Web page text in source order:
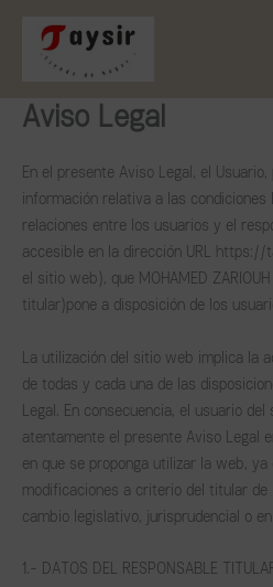
contenido
Aviso Legal
En el presente Aviso Legal, el
información relativa a las condiciones
relaciones entre los usuarios y el
accesible en la dirección URL https://
el sitio web), que MOHAMED
titular)pone a disposición de los
La utilización del sitio web implica la
de todas y cada una de las
Legal. En consecuencia, el usuario
atentamente el presente Aviso Legal
en que se proponga utilizar la web,
modificaciones a criterio del titular de
cambio legislativo, jurisprudencial o
1.- DATOS DEL RESPONSABLE